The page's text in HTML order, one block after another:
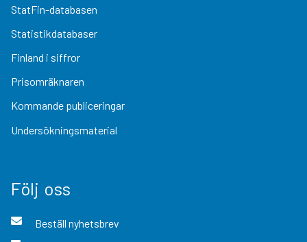
StatFin-databasen
Statistikdatabaser
Finland i siffror
Prisomräknaren
Kommande publiceringar
Undersökningsmaterial
Följ oss
Beställ nyhetsbrev